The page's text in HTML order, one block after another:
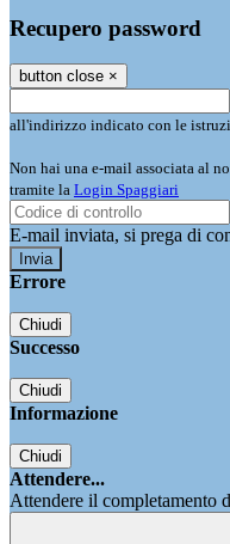
Recupero password
button close ×
all'indirizzo indicato con le
Non hai una e-mail associata al
tramite la Login Spaggiari
E-mail inviata, si prega di
Errore
Chiudi
Successo
Chiudi
Informazione
Chiudi
Attendere...
Attendere il completamento